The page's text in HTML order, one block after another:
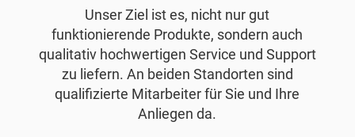
Unser Ziel ist es, nicht nur gut
funktionierende Produkte, sondern auch
qualitativ hochwertigen Service und Support
zu liefern. An beiden Standorten sind
qualifizierte Mitarbeiter für Sie und Ihre
Anliegen da.